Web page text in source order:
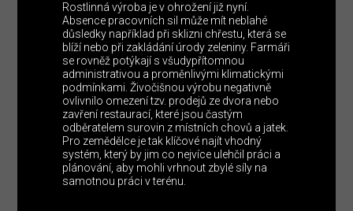
Rostlinná výroba je v ohrožení již nyní.
Absence pracovních sil může mít neblahé
důsledky například při sklizni chřestu, která se
blíží nebo při zakládání úrody zeleniny. Farmáři
se rovněž potýkají s všudypřítomnou
administrativou a proměnlivými klimatickými
podmínkami. Živočišnou výrobu negativně
ovlivnilo omezení tzv. prodejů ze dvora nebo
zavření restaurací, které jsou častým
odběratelem surovin z místních chovů a jatek.
Pro zemědělce je tak klíčové najít vhodný
systém, který by jim co nejvíce ulehčil práci a
plánování, aby mohli vrhnout zbylé síly na
samotnou práci v terénu.